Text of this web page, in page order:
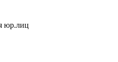
юр.лиц